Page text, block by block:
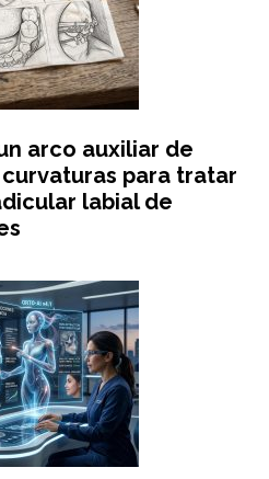
arco auxiliar de
para tratar
labial de